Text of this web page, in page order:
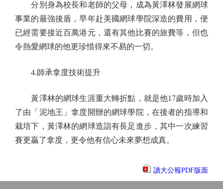
分別身為校長和老師的父母，成為黃澤林發展網球
事業的最強後盾，早年赴美國網球學院深造的費用，便
已經需要接近百萬港元，還有其他比賽的旅費等，但也
令熱愛網球的他更珍惜得來不易的一切。
4.師承拿度技術提升
黃澤林的網球生涯重大轉折點，就是他17歲時加入
了由「泥地王」拿度開辦的網球學院，在後者的指導和
栽培下，黃澤林的網球造詣有長足進步，其中一次練習
賽更贏了拿度，更令他有信心未來夢想成真。
讀大公報PDF版面